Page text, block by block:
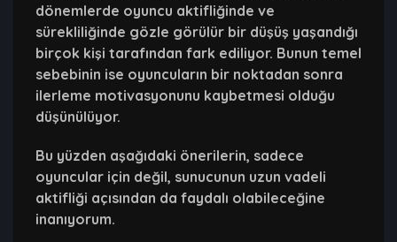
dönemlerde oyuncu aktifliğinde ve
sürekliliğinde gözle görülür bir düşüş yaşandığı
birçok kişi tarafından fark ediliyor. Bunun temel
sebebinin ise oyuncuların bir noktadan sonra
ilerleme motivasyonunu kaybetmesi olduğu
düşünülüyor.
Bu yüzden aşağıdaki önerilerin, sadece
oyuncular için değil, sunucunun uzun vadeli
aktifliği açısından da faydalı olabileceğine
inanıyorum.